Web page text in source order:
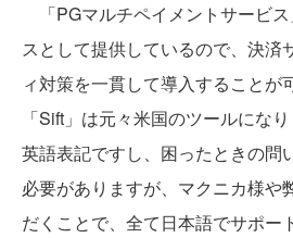
「PGマルチペイメントサービ
スとして提供しているので、決済
ィ対策を一貫して導入することが
「Sift」は元々米国のツールにな
英語表記ですし、困ったときの問
必要がありますが、マクニカ様や
だくことで、全て日本語でサポー